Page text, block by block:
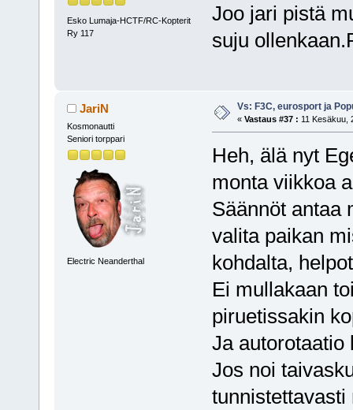
Esko Lumaja-HCTF/RC-Kopterit
Ry 117
Joo jari pistä
suju
JariN
Kosmonautti
Seniori torppari
Electric Neanderthal
Vs: F3C, eurosport ja
« Vastaus #37 : 11 Kesäkuu,
Heh, älä nyt
monta viikkoa
Säännöt antaa
valita paikan
kohdalta,
Ei mullakaan
piruetissakin
Ja autorotaatio
Jos noi